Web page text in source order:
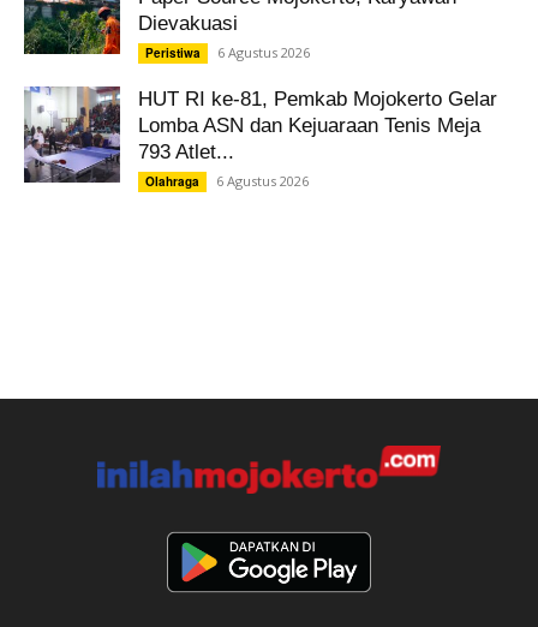
Dievakuasi
Peristiwa 6 Agustus 2026
HUT RI ke-81, Pemkab Mojokerto Gelar
Lomba ASN dan Kejuaraan Tenis Meja
793 Atlet...
Olahraga 6 Agustus 2026